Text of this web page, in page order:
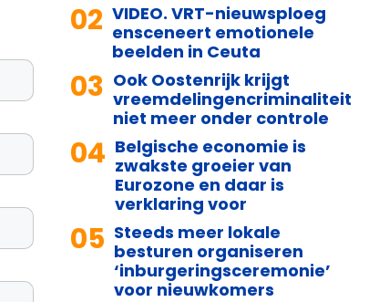
02 VIDEO. VRT-nieuwsploeg
ensceneert emotionele
beelden in Ceuta
03 Ook Oostenrijk krijgt
vreemdelingencriminaliteit
niet meer onder controle
04 Belgische economie is
zwakste groeier van
Eurozone en daar is
verklaring voor
05 Steeds meer lokale
besturen organiseren
‘inburgeringsceremonie’
voor nieuwkomers